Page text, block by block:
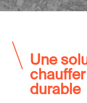
Une
durable